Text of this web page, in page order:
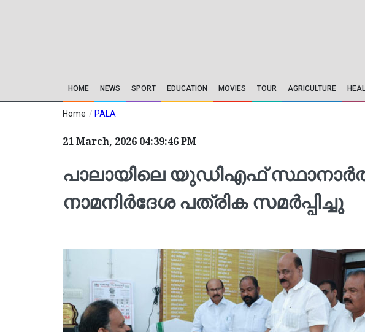
HOME NEWS SPORT EDUCATION MOVIES TOUR AGRICULTURE
Home / PALA
21 March, 2026 04:39:46 PM
പാലായിലെ യുഡിഎഫ്
നാമനിർദേശ പത്രിക സമർപ്പിച്ചു